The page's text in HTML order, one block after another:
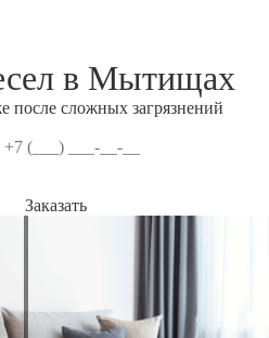
в Мытищах
после сложных загрязнений
Заказать